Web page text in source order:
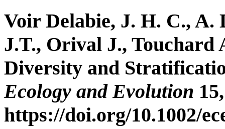
Voir Delabie, J. H. C., A.
J.T., Orival J., Touchard
Diversity and
Ecology and Evolution
https://doi.org/10.1002/